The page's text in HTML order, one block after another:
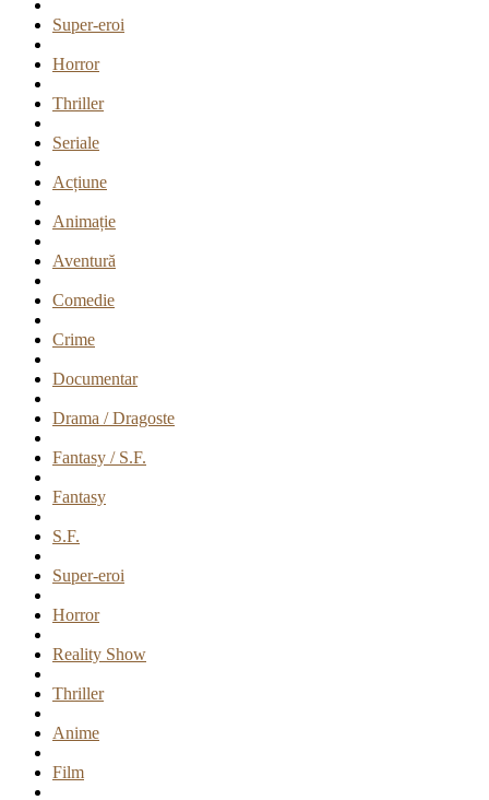
Super-eroi
Horror
Thriller
Seriale
Acțiune
Animație
Aventură
Comedie
Crime
Documentar
Drama / Dragoste
Fantasy / S.F.
Fantasy
S.F.
Super-eroi
Horror
Reality Show
Thriller
Anime
Film